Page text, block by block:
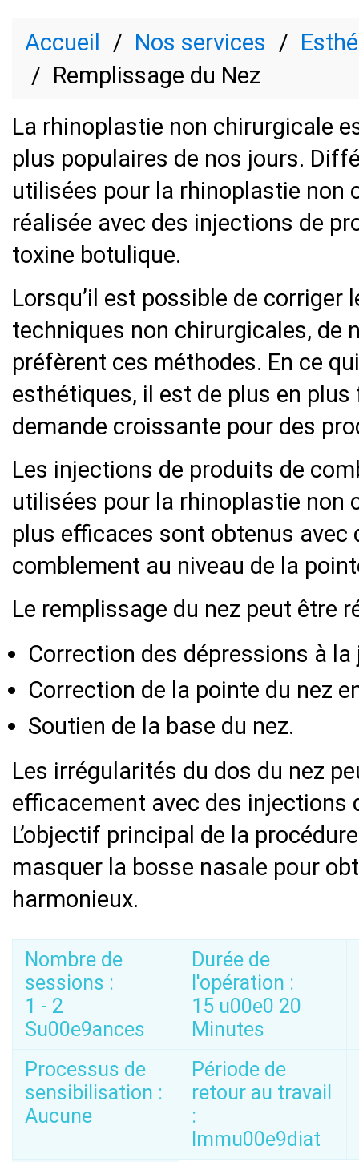
Accueil Nos services
Remplissage du Nez
La rhinoplastie non chirurgicale
plus populaires de nos jours.
utilisées pour la rhinoplastie non
réalisée avec des injections de
toxine botulique.
Lorsqu’il est possible de corriger
techniques non chirurgicales, de
préfèrent ces méthodes. En ce
esthétiques, il est de plus en
demande croissante pour des
Les injections de produits de
utilisées pour la rhinoplastie non
plus efficaces sont obtenus
comblement au niveau de la
Le remplissage du nez peut être
Correction des dépressions à
Correction de la pointe du nez
Soutien de la base du nez.
Les irrégularités du dos du nez
efficacement avec des injections
L’objectif principal de la
masquer la bosse nasale pour
harmonieux.
Nombre de
sessions :
1 - 2
Su00e9ances
Durée de
l'opération :
15 u00e0 20
Minutes
Processus de
sensibilisation :
Aucune
Période de
retour au travail
:
Immu00e9diat